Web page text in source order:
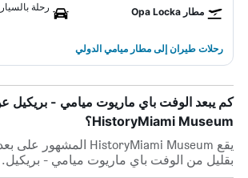
مطار Opa Locka رحلة بالسيارة إلى 26
رحلات طيران إلى مطار ميامي الدولي
كم يبعد الوفت باي ماريوت ميامي - بريكيل
HistoryMiami Museum؟
بقليل من الوفت باي ماريوت ميامي - بريكيل.